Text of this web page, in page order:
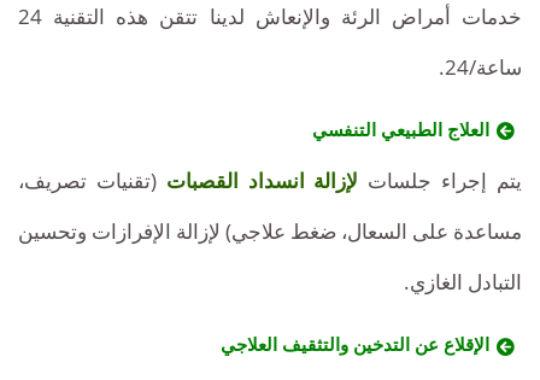
خدمات أمراض الرئة والإنعاش لدينا تتقن هذه التقنية 24
ساعة/24.
العلاج الطبيعي التنفسي
يتم إجراء جلسات لإزالة انسداد القصبات (تقنيات تصريف،
مساعدة على السعال، ضغط علاجي) لإزالة الإفرازات وتحسين
التبادل الغازي.
الإقلاع عن التدخين والتثقيف العلاجي